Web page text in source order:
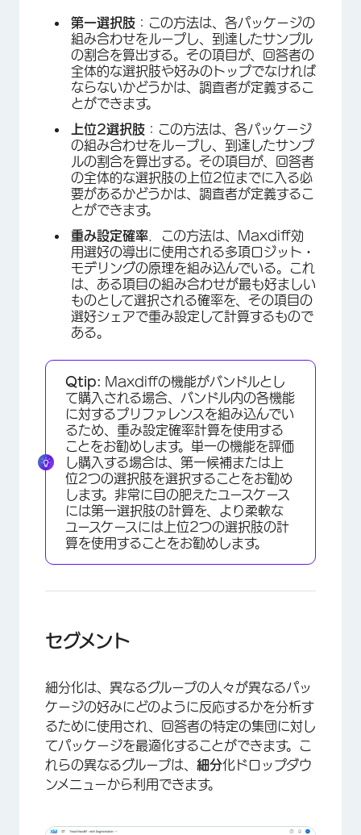
×
×
第一選択肢 ：この方法は、各パッケージの
組み合わせをループし、到達したサンプル
の割合を算出する。その項目が、回答者の
全体的な選択肢や好みのトップでなければ
ならないかどうかは、調査者が定義するこ
とができます。
上位2選択肢 ：この方法は、各パッケージ
の組み合わせをループし、到達したサンプ
ルの割合を算出する。その項目が、回答者
の全体的な選択肢の上位2位までに入る必
要があるかどうかは、調査者が定義するこ
とができます。
重み設定確率 ．この方法は、Maxdiff効
用選好の導出に使用される多項ロジット・
モデリングの原理を組み込んでいる。これ
は、ある項目の組み合わせが最も好ましい
ものとして選択される確率を、その項目の
選好シェアで重み設定して計算するもので
ある。
Qtip: Maxdiffの機能がバンドルとし
て購入される場合、バンドル内の各機能
に対するプリファレンスを組み込んでい
るため、重み設定確率計算を使用する
ことをお勧めします。単一の機能を評価
し購入する場合は、第一候補または上
位2つの選択肢を選択することをお勧め
します。非常に目の肥えたユースケース
には第一選択肢の計算を、より柔軟な
ユースケースには上位2つの選択肢の計
算を使用することをお勧めします。
セグメント
細分化は、異なるグループの人々が異なるパッ
ケージの好みにどのように反応するかを分析す
るために使用され、回答者の特定の集団に対し
てパッケージを最適化することができます。こ
れらの異なるグループは、 細分化ドロップダウ
ンメニューから利用できます。